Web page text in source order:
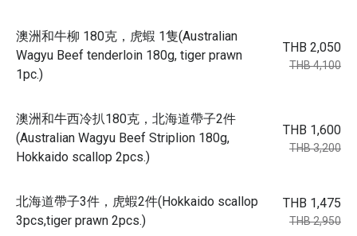
澳洲和牛柳 180克，虎蝦 1隻(Australian
Wagyu Beef tenderloin 180g, tiger prawn
1pc.)
THB 2,050
THB 4,100
澳洲和牛西冷扒180克，北海道帶子2件
(Australian Wagyu Beef Striplion 180g,
Hokkaido scallop 2pcs.)
THB 1,600
THB 3,200
北海道帶子3件，虎蝦2件(Hokkaido scallop
3pcs,tiger prawn 2pcs.)
THB 1,475
THB 2,950